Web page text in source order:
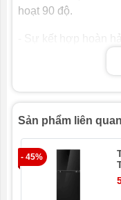
Công nghệ
Công nghệ làm
Công nghệ 2
Công nghệ
Công nghệ bảo
Công nghệ
Tiện ích
hoạt 90 độ.
- Sự kết hợp hoàn
món đồ nội thất đầy
Đúng như tên gọi
mang sắc màu của
Sản phẩm liên quan
- 45%